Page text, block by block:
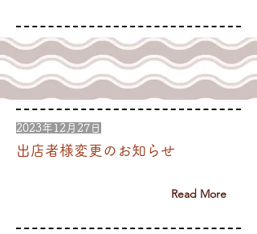
2023年12月27日
出店者様変更のお知らせ
Read More